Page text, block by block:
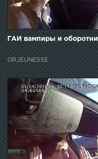
ГАИ вампиры и оборотни
ORJEUNESSE